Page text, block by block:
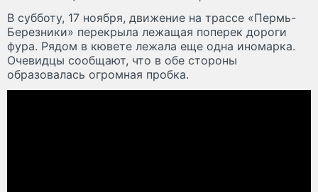
В субботу, 17 ноября, движение на трассе «Пермь-
Березники» перекрыла лежащая поперек дороги
фура. Рядом в кювете лежала еще одна иномарка.
Очевидцы сообщают, что в обе стороны
образовалась огромная пробка.